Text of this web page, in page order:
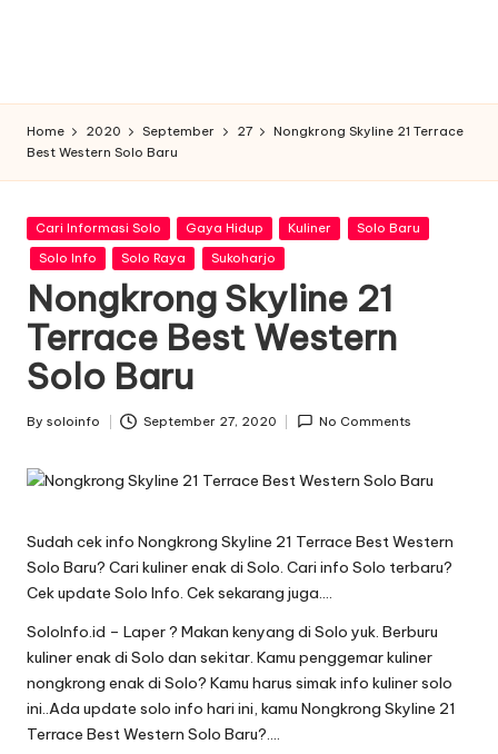
Home 2020 September 27
Nongkrong Skyline 21 Terrace
Best Western Solo Baru
Posted
in
Cari Informasi Solo Gaya Hidup Kuliner
Solo Baru
Solo Info
Solo Raya Sukoharjo
Nongkrong Skyline 21
Terrace Best Western
Solo Baru
Posted
By soloinfo September 27, 2020 No Comments
Sudah cek info Nongkrong Skyline 21 Terrace Best Western
Solo Baru? Cari kuliner enak di Solo. Cari info Solo terbaru?
Cek update Solo Info. Cek sekarang juga….
SoloInfo.id – Laper ? Makan kenyang di Solo yuk. Berburu
kuliner enak di Solo dan sekitar. Kamu penggemar kuliner
nongkrong enak di Solo? Kamu harus simak info kuliner solo
ini..Ada update solo info hari ini, kamu Nongkrong Skyline 21
Terrace Best Western Solo Baru?….